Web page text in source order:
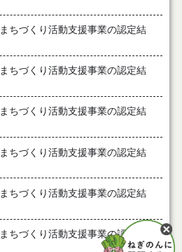
ちづくり活動支援事業の認定結
ちづくり活動支援事業の認定結
ちづくり活動支援事業の認定結
ちづくり活動支援事業の認定結
ちづくり活動支援事業の認定結
ちづくり活動支援事業の認定結